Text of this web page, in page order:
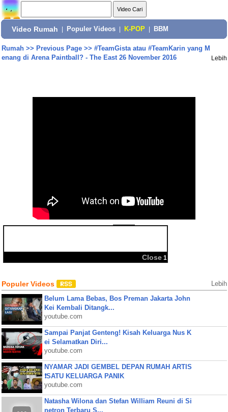
Video Rumah Populer Videos K-POP BBM
Rumah>> Previous Page>> #TeamGista atau #TeamKarin yang M
enang di Arena Paintball? - The East 26 November 2016
Lebih
BBM
Populer Videos Lebih
Belum Lama Bebas, Bos Preman Jakarta John
Kei Kembali Ditangk...
youtube.com
Sampai Panjat Genteng! Kisah Keluarga Nus K
ei Selamatkan Diri...
youtube.com
NYAMAR JADI GEMBEL DEPAN RUMAH ARTIS
❗SATU KELUARGA PANIK
youtube.com
Natasha Wilona dan Stefan William Reuni di Si
netron Terbaru S...